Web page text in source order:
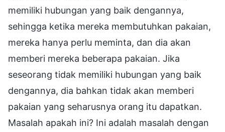
memiliki hubungan yang baik dengannya,
sehingga ketika mereka membutuhkan pakaian,
mereka hanya perlu meminta, dan dia akan
memberi mereka beberapa pakaian. Jika
seseorang tidak memiliki hubungan yang baik
dengannya, dia bahkan tidak akan memberi
pakaian yang seharusnya orang itu dapatkan.
Masalah apakah ini? Ini adalah masalah dengan